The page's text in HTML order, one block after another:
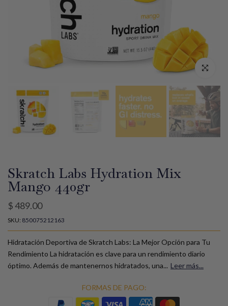
Haz clic
Skratch Labs Hydration Mix
Mango 440gr
$ 489.00
SKU: 850075212163
Hidratación Deportiva de Skratch Labs: La Mejor Opción para Tu
Rendimiento La hidratación es clave para un rendimiento diario
óptimo. Además de mantenernos hidratados, una... Leer más...
FORMAS DE PAGO: